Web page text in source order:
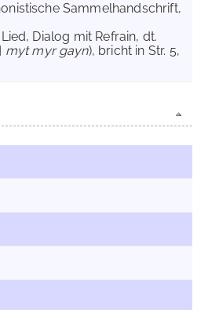
Sammelhandschrift,
Dialog mit Refrain, dt.
myt myr gayn), bricht in Str. 5,